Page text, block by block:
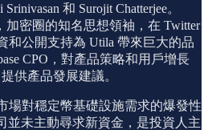
和 Surojit Chatterjee。
加密圈的知名思想領袖，在 Twitter
和公開支持為 Utila 帶來巨大的品
CPO，對產品策略和用戶增長
供產品發展建議。
場對穩定幣基礎設施需求的爆發性
並未主動尋求新資金，是投資人主